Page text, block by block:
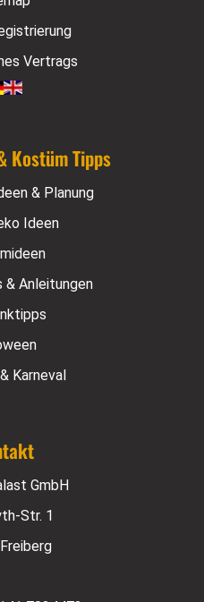
Vertrags
Kostüm Tipps
& Planung
Ideen
& Anleitungen
Karneval
GmbH
Str. 1